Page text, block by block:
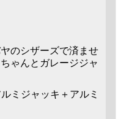
のシザーズで済ませ
ゃんとガレージジャ
ミジャッキ＋アルミ